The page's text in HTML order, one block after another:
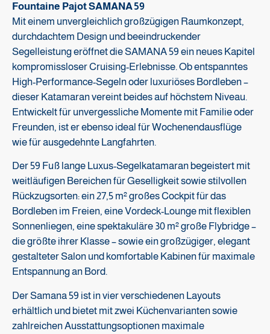
Fountaine Pajot SAMANA 59
Mit einem unvergleichlich großzügigen Raumkonzept,
durchdachtem Design und beeindruckender
Segelleistung eröffnet die SAMANA 59 ein neues Kapitel
kompromissloser Cruising-Erlebnisse. Ob entspanntes
High-Performance-Segeln oder luxuriöses Bordleben –
dieser Katamaran vereint beides auf höchstem Niveau.
Entwickelt für unvergessliche Momente mit Familie oder
Freunden, ist er ebenso ideal für Wochenendausflüge
wie für ausgedehnte Langfahrten.
Der 59 Fuß lange Luxus-Segelkatamaran begeistert mit
weitläufigen Bereichen für Geselligkeit sowie stilvollen
Rückzugsorten: ein 27,5 m² großes Cockpit für das
Bordleben im Freien, eine Vordeck-Lounge mit flexiblen
Sonnenliegen, eine spektakuläre 30 m² große Flybridge –
die größte ihrer Klasse – sowie ein großzügiger, elegant
gestalteter Salon und komfortable Kabinen für maximale
Entspannung an Bord.
Der Samana 59 ist in vier verschiedenen Layouts
erhältlich und bietet mit zwei Küchenvarianten sowie
zahlreichen Ausstattungsoptionen maximale